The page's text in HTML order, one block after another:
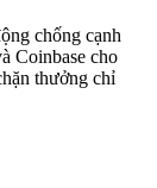
chống cạnh
Coinbase cho
thưởng chỉ